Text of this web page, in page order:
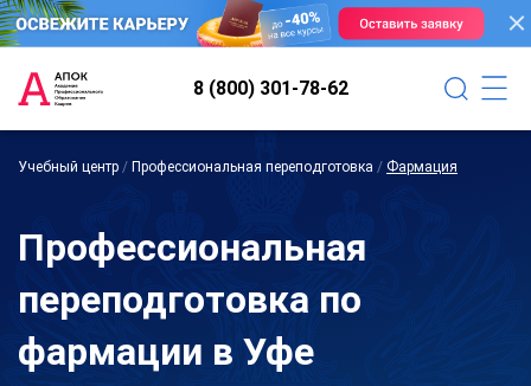
8 (800) 301-78-62
Учебный центр / Профессиональная переподготовка / Фармация
Профессиональная
переподготовка по
фармации в Уфе